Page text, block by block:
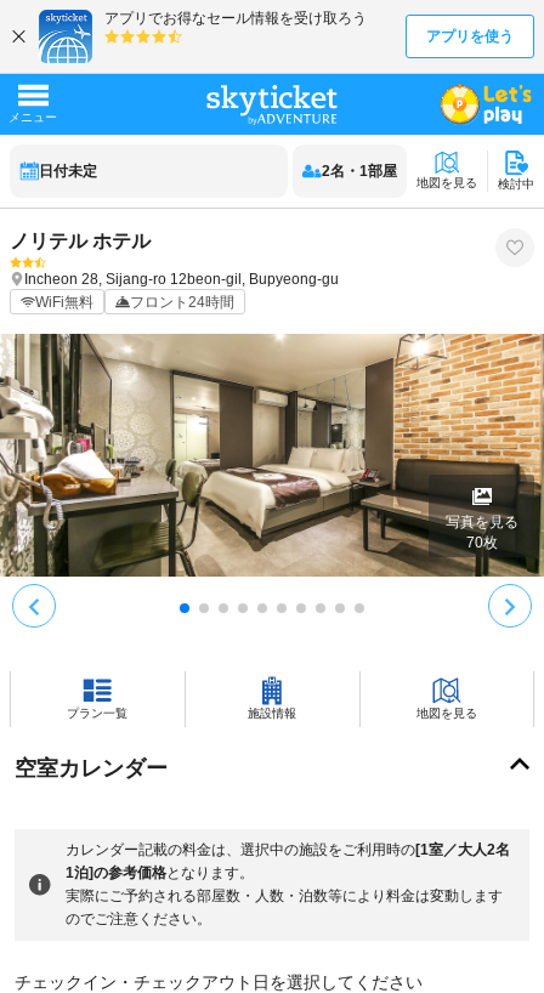
日付未定 2名 ・ 1部屋
地図を見る 検討中
ノリテル ホテル
Incheon 28, Sijang-ro 12beon-gil, Bupyeong-gu
WiFi無料
フロント24時間
写真を見る
70枚
プラン一覧 施設情報 地図を見る
空室カレンダー
カレンダー記載の料金は、選択中の施設をご利用時の[1室／大人2名
1泊]の参考価格となります。
実際にご予約される部屋数・人数・泊数等により料金は変動します
のでご注意ください。
チェックイン・チェックアウト日を選択してください